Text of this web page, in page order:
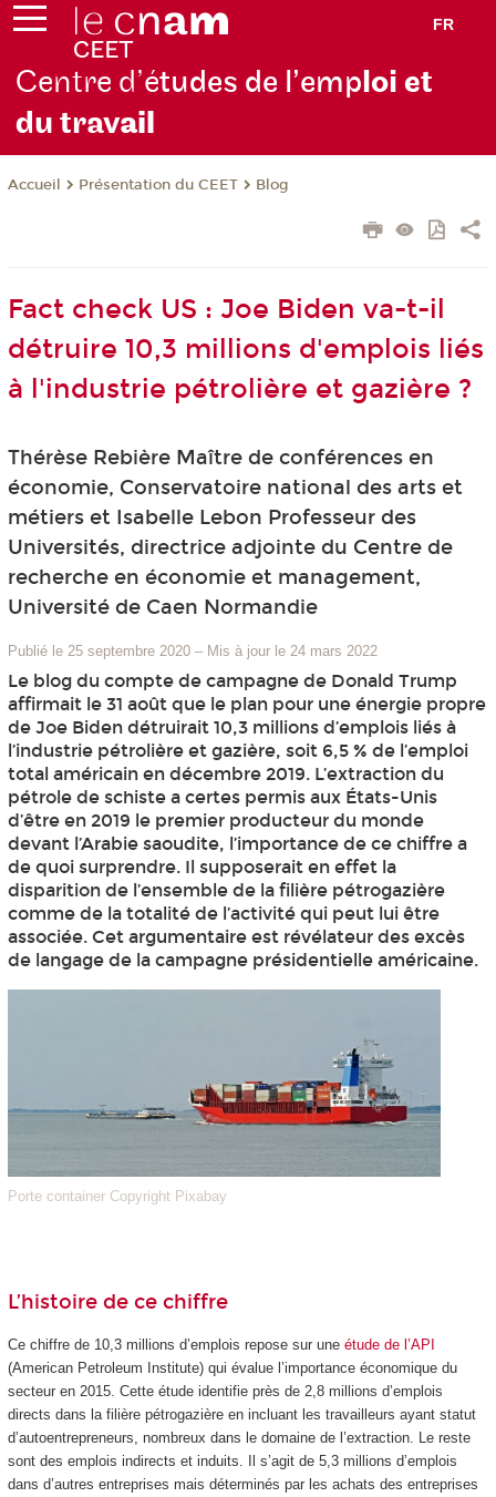
FR
Centre d’études de l’emploi et
du travail
Accueil Présentation du CEET Blog
Fact check US : Joe Biden va-t-il
détruire 10,3 millions d'emplois liés
à l'industrie pétrolière et gazière ?
Thérèse Rebière Maître de conférences en
économie, Conservatoire national des arts et
métiers et Isabelle Lebon Professeur des
Universités, directrice adjointe du Centre de
recherche en économie et management,
Université de Caen Normandie
Publié le 25 septembre 2020 – Mis à jour le 24 mars 2022
Le blog du compte de campagne de Donald Trump
affirmait le 31 août que le plan pour une énergie propre
de Joe Biden détruirait 10,3 millions d’emplois liés à
l’industrie pétrolière et gazière, soit 6,5 % de l’emploi
total américain en décembre 2019. L’extraction du
pétrole de schiste a certes permis aux États-Unis
d’être en 2019 le premier producteur du monde
devant l’Arabie saoudite, l’importance de ce chiffre a
de quoi surprendre. Il supposerait en effet la
disparition de l’ensemble de la filière pétrogazière
comme de la totalité de l’activité qui peut lui être
associée. Cet argumentaire est révélateur des excès
de langage de la campagne présidentielle américaine.
Porte container Copyright Pixabay
L’histoire de ce chiffre
Ce chiffre de 10,3 millions d’emplois repose sur une étude de l’API
(American Petroleum Institute) qui évalue l’importance économique du
secteur en 2015. Cette étude identifie près de 2,8 millions d’emplois
directs dans la filière pétrogazière en incluant les travailleurs ayant statut
d’autoentrepreneurs, nombreux dans le domaine de l’extraction. Le reste
sont des emplois indirects et induits. Il s’agit de 5,3 millions d’emplois
dans d’autres entreprises mais déterminés par les achats des entreprises